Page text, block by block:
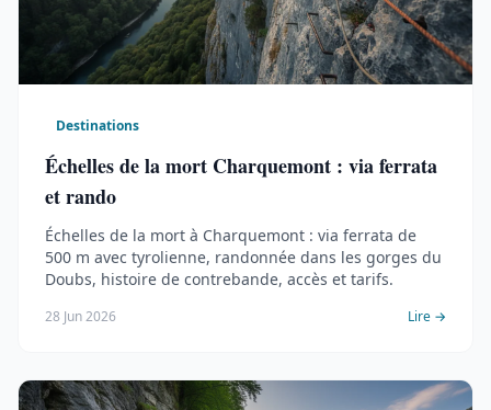
Destinations
Échelles de la mort Charquemont : via ferrata
et rando
Échelles de la mort à Charquemont : via ferrata de
500 m avec tyrolienne, randonnée dans les gorges du
Doubs, histoire de contrebande, accès et tarifs.
28 Jun 2026 Lire →